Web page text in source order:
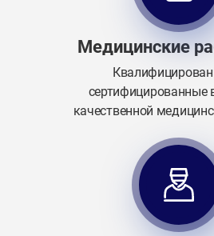
Медицинские
сертифицированные
качественной